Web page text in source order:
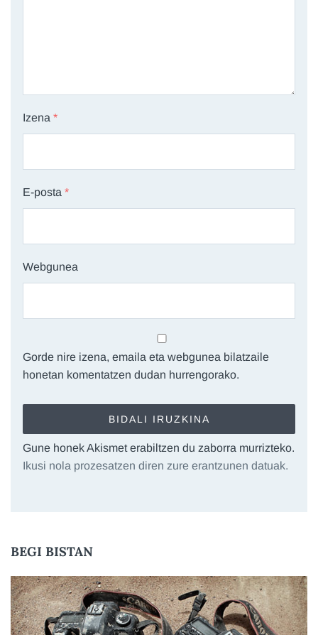
Izena *
E-posta *
Webgunea
Gorde nire izena, emaila eta webgunea bilatzaile
honetan komentatzen dudan hurrengorako.
Gune honek Akismet erabiltzen du zaborra murrizteko.
Ikusi nola prozesatzen diren zure erantzunen datuak.
BEGI BISTAN